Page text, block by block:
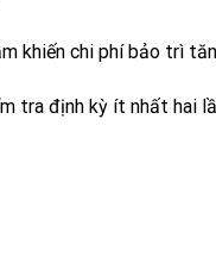
khiến chi phí bảo trì
tra định kỳ ít nhất hai